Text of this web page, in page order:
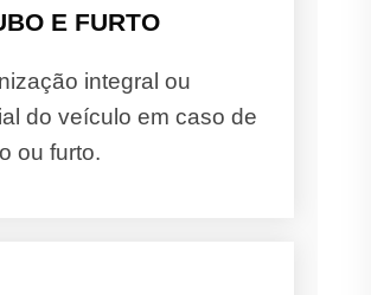
E FURTO
integral ou
do veículo em caso de
ou furto.